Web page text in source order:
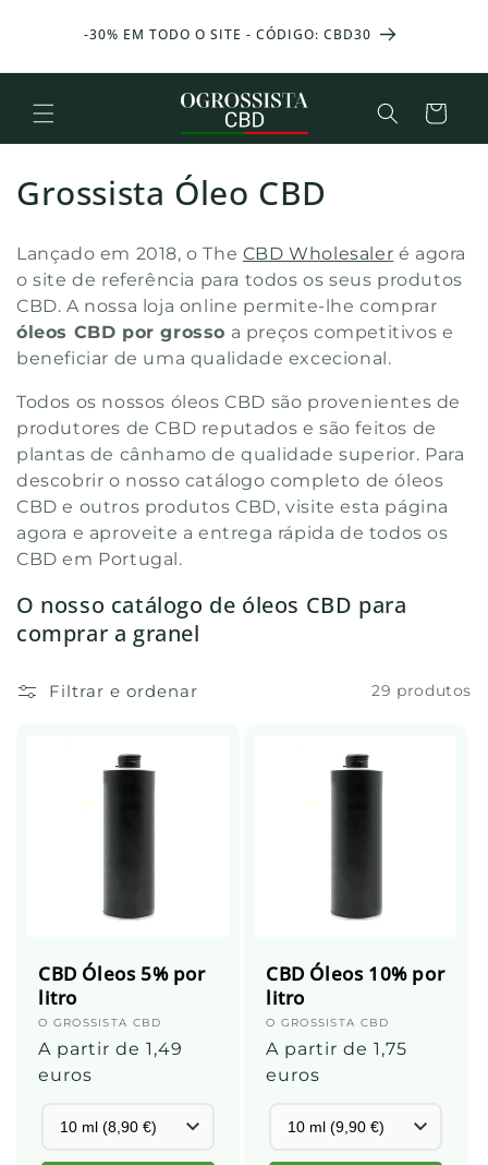
conteúdo-30% EM TODO O SITE - CÓDIGO: CBD30
Cesto
C
l
e
ç
ã
o
:
Grossista Óleo CBD
Lançado em 2018, o The CBD Wholesaler é agora
o site de referência para todos os seus produtos
CBD. A nossa loja online permite-lhe comprar
óleos CBD por grosso a preços competitivos e
beneficiar de uma qualidade excecional.
Todos os nossos óleos CBD são provenientes de
produtores de CBD reputados e são feitos de
plantas de cânhamo de qualidade superior. Para
descobrir o nosso catálogo completo de óleos
CBD e outros produtos CBD, visite esta página
agora e aproveite a entrega rápida de todos os
CBD em Portugal.
O nosso catálogo de óleos CBD para
comprar a granel
Filtrar e ordenar 29 produtos
CBD Óleos 5% por
litro
Fornecedor:
O GROSSISTA CBD
Preço
normal
A partir de 1,49
euros
CBD Óleos 10% por
litro
Fornecedor:
O GROSSISTA CBD
Preço
normal
A partir de 1,75
euros